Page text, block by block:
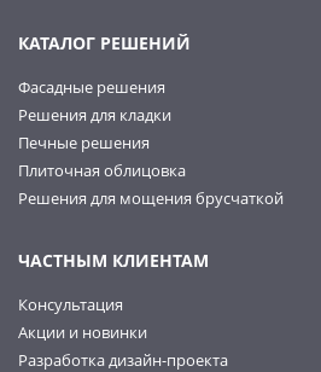
КАТАЛОГ РЕШЕНИЙ
Фасадные решения
Решения для кладки
Печные решения
Плиточная облицовка
Решения для мощения брусчаткой
ЧАСТНЫМ КЛИЕНТАМ
Консультация
Акции и новинки
Разработка дизайн-проекта